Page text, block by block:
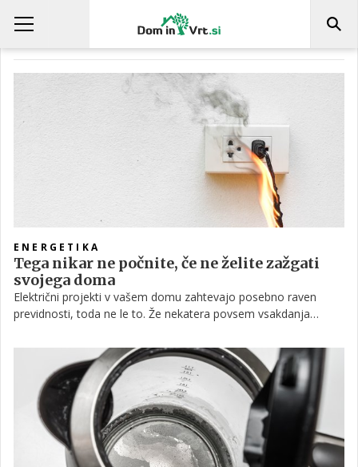
GRELNIK VODE
ENERGETIKA
Tega nikar ne počnite, če ne želite zažgati
svojega doma
Električni projekti v vašem domu zahtevajo posebno raven
previdnosti, toda ne le to. Že nekatera povsem vsakdanja
doma. Električar opozarja na najpogostejše in najnevarnejše
napake v domovih, vključno s preobremenjenimi podaljški in
neprofesionalnimi popravili, ki lahko vodijo do požara.